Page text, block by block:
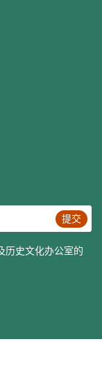
提交
历史文化办公室的